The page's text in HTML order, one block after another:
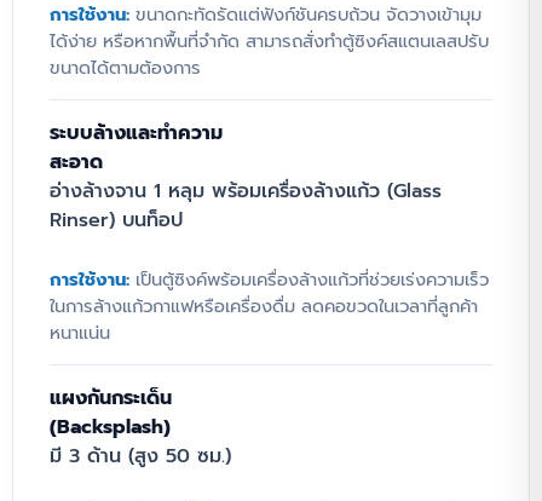
สวยงาม ความทนทาน และมาตรฐานความ
ปลอดภัยระดับ Food Grade อย่างสมบูรณ์แบบ
ตู้ซิงค์ล้างจานสแตนเลส 304 แบบ
1 หลุม พร้อมแผงกันกระเด็น 3
ด้าน เพื่องานครัวเชิงพาณิชย์
การจัดการพื้นที่ล้างทำความสะอาดในครัว
อุตสาหกรรมจำเป็นต้องอาศัยอุปกรณ์ที่ออกแบบ
มาอย่างเข้าใจถึงสภาพแวดล้อมการทำงานจริง ตู้
ซิงค์ล้างจาน 1 หลุมรุ่นนี้ ถูกพัฒนาขึ้นเพื่อตอบ
ความสะอาดระดับสูง โดยใช้วัสดุสแตนเลส 304
(SUS 304) Food Grade ที่ได้รับการยอมรับใน
ระดับสากลว่าปลอดภัยต่อการสัมผัสอาหาร
การใช้งาน: ขนาดกะทัดรัดแต่ฟังก์ชันครบถ้วน จัดวางเข้ามุม
ได้ง่าย หรือหากพื้นที่จำกัด สามารถสั่งทำตู้ซิงค์สแตนเลสปรับ
ขนาดได้ตามต้องการ
ระบบล้างและทำความ
สะอาด
อ่างล้างจาน 1 หลุม พร้อมเครื่องล้างแก้ว (Glass
Rinser) บนท็อป
การใช้งาน: เป็นตู้ซิงค์พร้อมเครื่องล้างแก้วที่ช่วยเร่งความเร็ว
ในการล้างแก้วกาแฟหรือเครื่องดื่ม ลดคอขวดในเวลาที่ลูกค้า
หนาแน่น
แผงกันกระเด็น
(Backsplash)
มี 3 ด้าน (สูง 50 ซม.)